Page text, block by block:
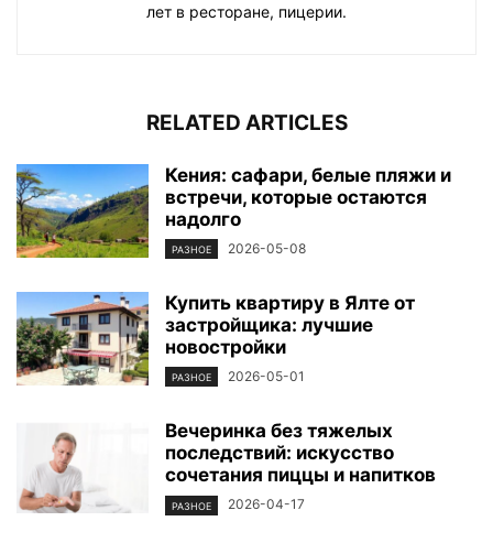
лет в ресторане, пицерии.
RELATED ARTICLES
Кения: сафари, белые пляжи и
встречи, которые остаются
надолго
РАЗНОЕ 2026-05-08
Купить квартиру в Ялте от
застройщика: лучшие
новостройки
РАЗНОЕ 2026-05-01
Вечеринка без тяжелых
последствий: искусство
сочетания пиццы и напитков
РАЗНОЕ 2026-04-17